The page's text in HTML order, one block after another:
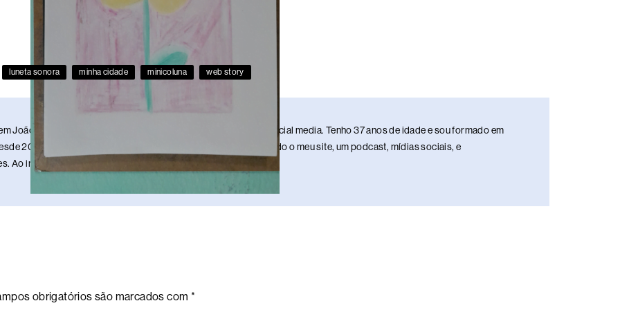
luneta sonora minha cidade minicoluna web story
João Pessoa, Paraíba. Sou publicitário, redator, ilustrador e social media. Tenho 37 anos de idade e sou formado em
2013. Estou nesse meio da comunicação há 17 anos, mantendo o meu site, um podcast, mídias sociais, e
Ao infinito e além!
obrigatórios são marcados com *